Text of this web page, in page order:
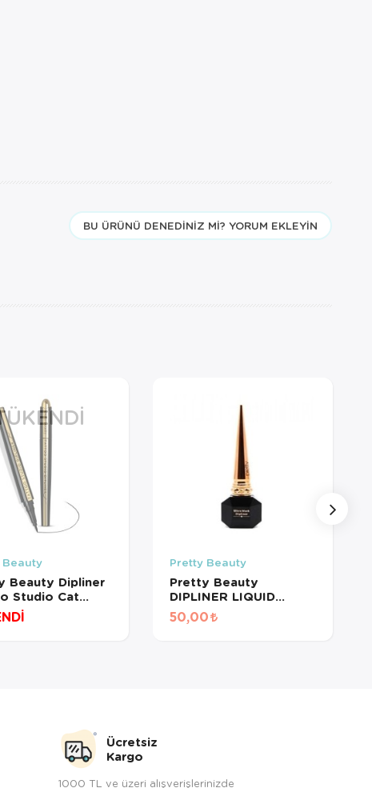
BU ÜRÜNÜ DENEDINIZ MI? YORUM EKLEYIN
Beauty Dipliner
Studio Cat
Pretty Beauty
Pretty Beauty
DIPLINER LIQUID
WATERPROOF ULTRA
BLACK PB-165
50,00
Ücretsiz
Kargo
1000 TL ve üzeri alışverişlerinizde